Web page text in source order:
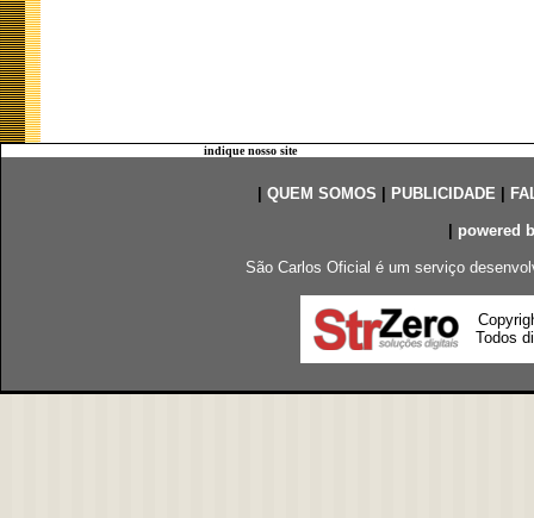
indique nosso site
QUEM SOMOS PUBLICIDADE|
powered
São Carlos Oficial é um serviço
Todos